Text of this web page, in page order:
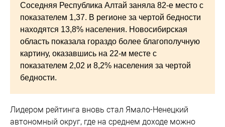
Соседняя Республика Алтай заняла 82-е место с
показателем 1,37. В регионе за чертой бедности
находятся 13,8% населения. Новосибирская
область показала гораздо более благополучную
картину, оказавшись на 22-м месте с
показателем 2,02 и 8,2% населения за чертой
бедности.
Лидером рейтинга вновь стал Ямало-Ненецкий
автономный округ, где на среднем доходе можно